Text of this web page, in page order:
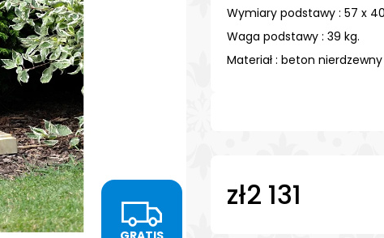
Wymiary podstawy : 57 x
Waga podstawy : 39 kg.
Materiał : beton nierdzewny
zł2 131
G
FOTOKÁMEN - POMNIK PRO PSA SRDCE
14X14
zł213
MONUMENT
I ZDJĘCIEM -
CENA
zł587